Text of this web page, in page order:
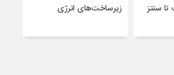
سنتز
زیرساخت‌های انرژی